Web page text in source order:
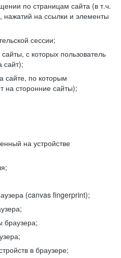
по страницам сайта (в т.ч.
на ссылки и элементы
сессии;
с которых пользователь
сайт);
сайте, по которым
на сторонние сайты);
на устройстве
(canvas fingerprint);
браузера;
в браузере;